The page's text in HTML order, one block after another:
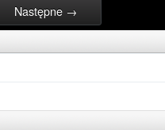
Następne →